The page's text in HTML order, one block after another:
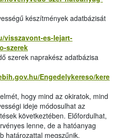
készítmények adatbázisát
visszavont-es-lejart-
szerek
szerek naprakész adatbázisa
Engedelykereso/kere
hogy mind az okiratok, mind
ideje módosulhat az
következtében. Előfordulhat,
lenne, de a hatóanyag
határozattal megszűnik.